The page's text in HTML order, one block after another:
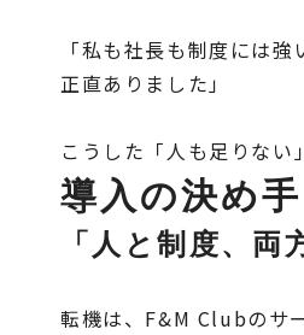
「私も社長も制度には
正直ありました」
こうした「人も足りな
導入の決め手
「人と制度、
転機は、F&M Clubのサ